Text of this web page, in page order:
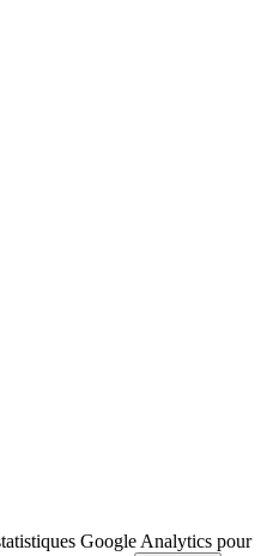
Google Analytics pour